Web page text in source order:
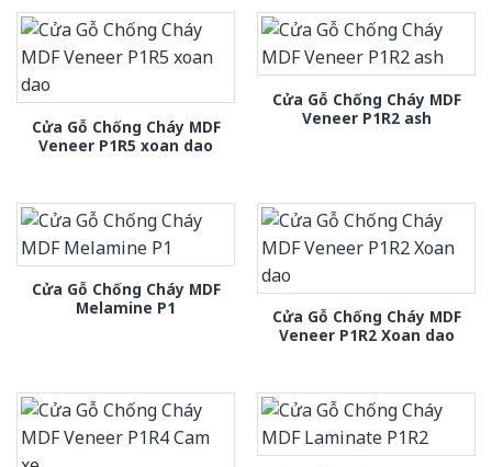
Cửa Gỗ Chống Cháy MDF
Veneer P1R5 xoan dao
Cửa Gỗ Chống Cháy MDF
Veneer P1R2 ash
Cửa Gỗ Chống Cháy MDF
Melamine P1
Cửa Gỗ Chống Cháy MDF
Veneer P1R2 Xoan dao